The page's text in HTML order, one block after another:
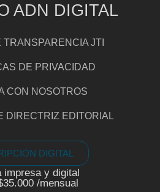
ADN DIGITAL
TRANSPARENCIA JTI
DE PRIVACIDAD
CON NOSOTROS
DIRECTRIZ EDITORIAL
DIGITAL
impresa y digital
/mensual